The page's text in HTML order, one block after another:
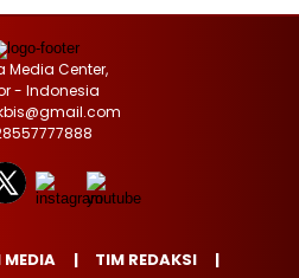
Media Center,
- Indonesia
MEDIA
TIM REDAKSI